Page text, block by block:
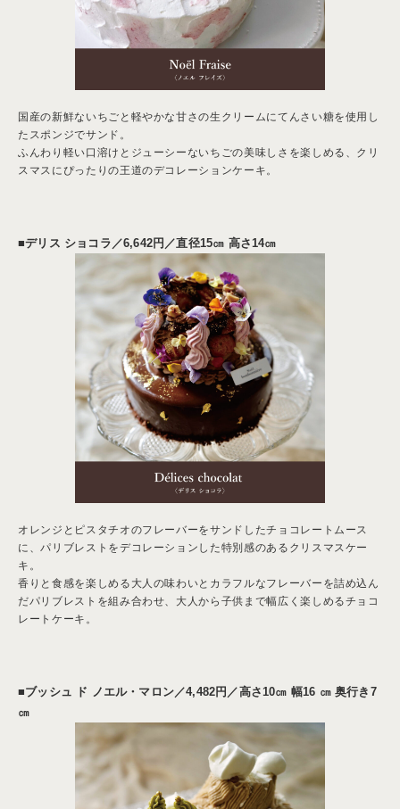
国産の新鮮ないちごと軽やかな甘さの生クリームにてんさい糖を使用し
たスポンジでサンド。
ふんわり軽い口溶けとジューシーないちごの美味しさを楽しめる、クリ
スマスにぴったりの王道のデコレーションケーキ。
■デリス ショコラ／6,642円／直径15㎝ 高さ14㎝
オレンジとピスタチオのフレーバーをサンドしたチョコレートムース
に、パリブレストをデコレーションした特別感のあるクリスマスケー
キ。
香りと食感を楽しめる大人の味わいとカラフルなフレーバーを詰め込ん
だパリブレストを組み合わせ、大人から子供まで幅広く楽しめるチョコ
レートケーキ。
■ブッシュ ド ノエル・マロン／4,482円／高さ10㎝ 幅16 ㎝ 奥行き7
㎝